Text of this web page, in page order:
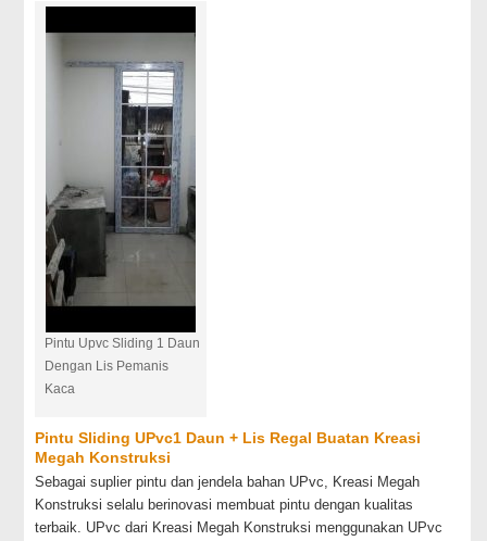
Pintu Upvc Sliding 1 Daun
Dengan Lis Pemanis
Kaca
Pintu Sliding UPvc1 Daun + Lis Regal Buatan Kreasi
Megah Konstruksi
Sebagai suplier pintu dan jendela bahan UPvc, Kreasi Megah
Konstruksi selalu berinovasi membuat pintu dengan kualitas
terbaik. UPvc dari Kreasi Megah Konstruksi menggunakan UPvc